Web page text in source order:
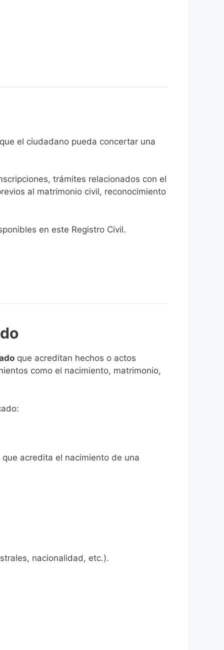
el ciudadano pueda concertar una
trámites relacionados con el
al matrimonio civil, reconocimiento
en este Registro Civil.​
que acreditan hechos o actos
como el nacimiento, matrimonio,
acredita el nacimiento de una
nacionalidad, etc.).